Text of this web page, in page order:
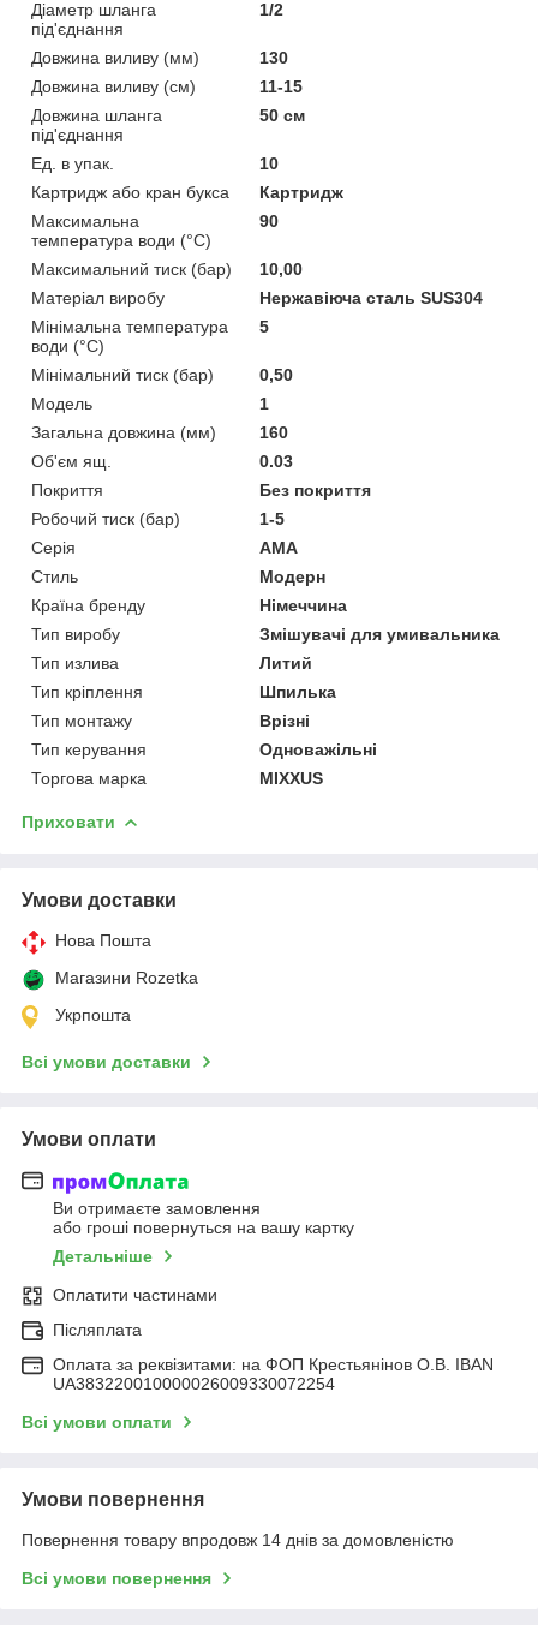
Діаметр шланга
під'єднання
1/2
Довжина виливу (мм)
130
Довжина виливу (см)
11-15
Довжина шланга
під'єднання
50 см
Ед. в упак.
10
Картридж або кран букса
Картридж
Максимальна
температура води (°C)
90
Максимальний тиск (бар)
10,00
Матеріал виробу
Нержавіюча сталь SUS304
Мінімальна температура
води (°C)
5
Мінімальний тиск (бар)
0,50
Мoдель
1
Загальна довжина (мм)
160
Об'єм ящ.
0.03
Покриття
Без покриття
Робочий тиск (бар)
1-5
Серія
AMA
Стиль
Модерн
Країна бренду
Німеччина
Тип виробу
Змішувачі для умивальника
Тип излива
Литий
Тип кріплення
Шпилька
Тип монтажу
Врізні
Тип керування
Одноважільні
Торгова марка
MIXXUS
Приховати
Умови доставки
Нова Пошта
Магазини Rozetka
Укрпошта
Всі умови доставки
Умови оплати
Ви отримаєте замовлення
або гроші повернуться на вашу картку
Детальніше
Оплатити частинами
Післяплата
Оплата за реквізитами: на ФОП Крестьянінов О.В. IBAN
UA383220010000026009330072254
Всі умови оплати
Умови повернення
Повернення товару впродовж 14 днів за домовленістю
Всі умови повернення